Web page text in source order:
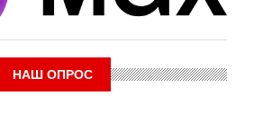
НАШ ОПРОС